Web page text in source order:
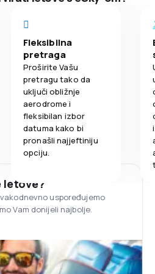
Fleksibilna
pretraga
Proširite Vašu
pretragu tako da
uključi obližnje
aerodrome i
fleksibilan izbor
datuma kako bi
pronašli najjeftiniju
opciju.
letove?
uspoređujemo
Vam donijeli najbolje.